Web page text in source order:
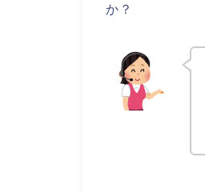
か？